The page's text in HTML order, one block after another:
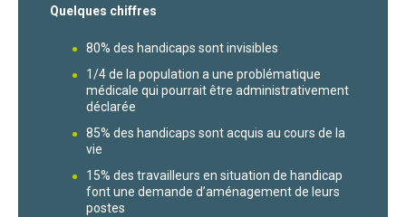
Quelques chiffres
80% des handicaps sont invisibles
1/4 de la population a une problématique
médicale qui pourrait être administrativement
déclarée
85% des handicaps sont acquis au cours de la
vie
15% des travailleurs en situation de handicap
font une demande d’aménagement de leurs
postes